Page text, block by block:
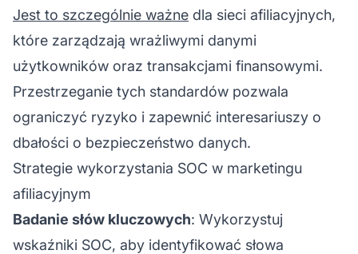
Jest to szczególnie ważne dla sieci afiliacyjnych,
które zarządzają wrażliwymi danymi
użytkowników oraz transakcjami finansowymi.
Przestrzeganie tych standardów pozwala
ograniczyć ryzyko i zapewnić interesariuszy o
dbałości o bezpieczeństwo danych.
Strategie wykorzystania SOC w marketingu
afiliacyjnym
Badanie słów kluczowych: Wykorzystuj
wskaźniki SOC, aby identyfikować słowa